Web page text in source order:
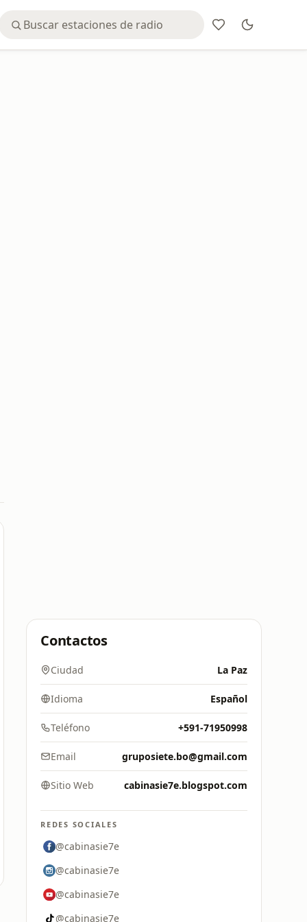
Contactos
Ciudad La Paz
Idioma Español
Teléfono +591-71950998
Email gruposiete.bo@gmail.com
Sitio Web cabinasie7e.blogspot.com
REDES SOCIALES
@cabinasie7e
@cabinasie7e
@cabinasie7e
@cabinasie7e